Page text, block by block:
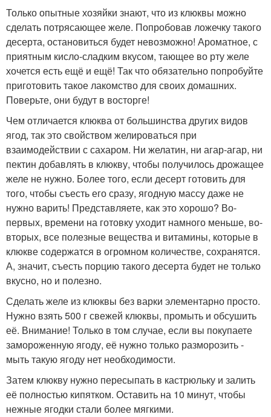
Только опытные хозяйки знают, что из клюквы можно
сделать потрясающее желе. Попробовав ложечку такого
десерта, остановиться будет невозможно! Ароматное, с
приятным кисло-сладким вкусом, тающее во рту желе
хочется есть ещё и ещё! Так что обязательно попробуйте
приготовить такое лакомство для своих домашних.
Поверьте, они будут в восторге!
Чем отличается клюква от большинства других видов
ягод, так это свойством желироваться при
взаимодействии с сахаром. Ни желатин, ни агар-агар, ни
пектин добавлять в клюкву, чтобы получилось дрожащее
желе не нужно. Более того, если десерт готовить для
того, чтобы съесть его сразу, ягодную массу даже не
нужно варить! Представляете, как это хорошо? Во-
первых, времени на готовку уходит намного меньше, во-
вторых, все полезные вещества и витамины, которые в
клюкве содержатся в огромном количестве, сохранятся.
А, значит, съесть порцию такого десерта будет не только
вкусно, но и полезно.
Сделать желе из клюквы без варки элементарно просто.
Нужно взять 500 г свежей клюквы, промыть и обсушить
её. Внимание! Только в том случае, если вы покупаете
замороженную ягоду, её нужно только разморозить -
мыть такую ягоду нет необходимости.
Затем клюкву нужно пересыпать в кастрюльку и залить
её полностью кипятком. Оставить на 10 минут, чтобы
нежные ягодки стали более мягкими.